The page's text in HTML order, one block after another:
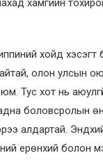
хамгийн
хойд хэсэгт
олон улсын
Тус хот нь аюулгүй,
боловсролын
алдартай.
ерөнхий болон